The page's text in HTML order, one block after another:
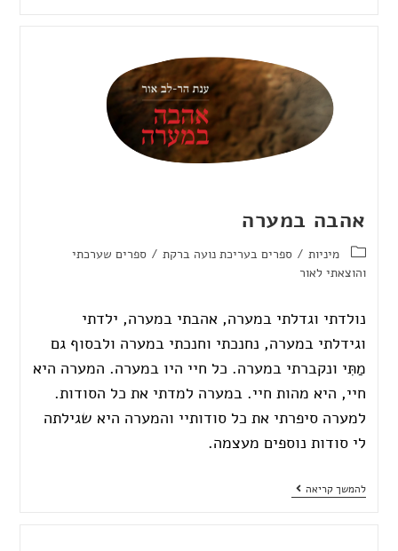
אהבה במערה
מיניות / ספרים בעריכת נועה ברקת / ספרים שערכתי
והוצאתי לאור
נולדתי וגדלתי במערה, אהבתי במערה, ילדתי
וגידלתי במערה, נחנכתי וחנכתי במערה ולבסוף גם
מַתִּי ונקברתי במערה. כל חיי היו במערה. המערה היא
חיי, היא מהות חיי. במערה למדתי את כל הסודות.
למערה סיפרתי את כל סודותיי והמערה היא שגילתה
לי סודות נוספים מעצמה.
להמשך קריאה